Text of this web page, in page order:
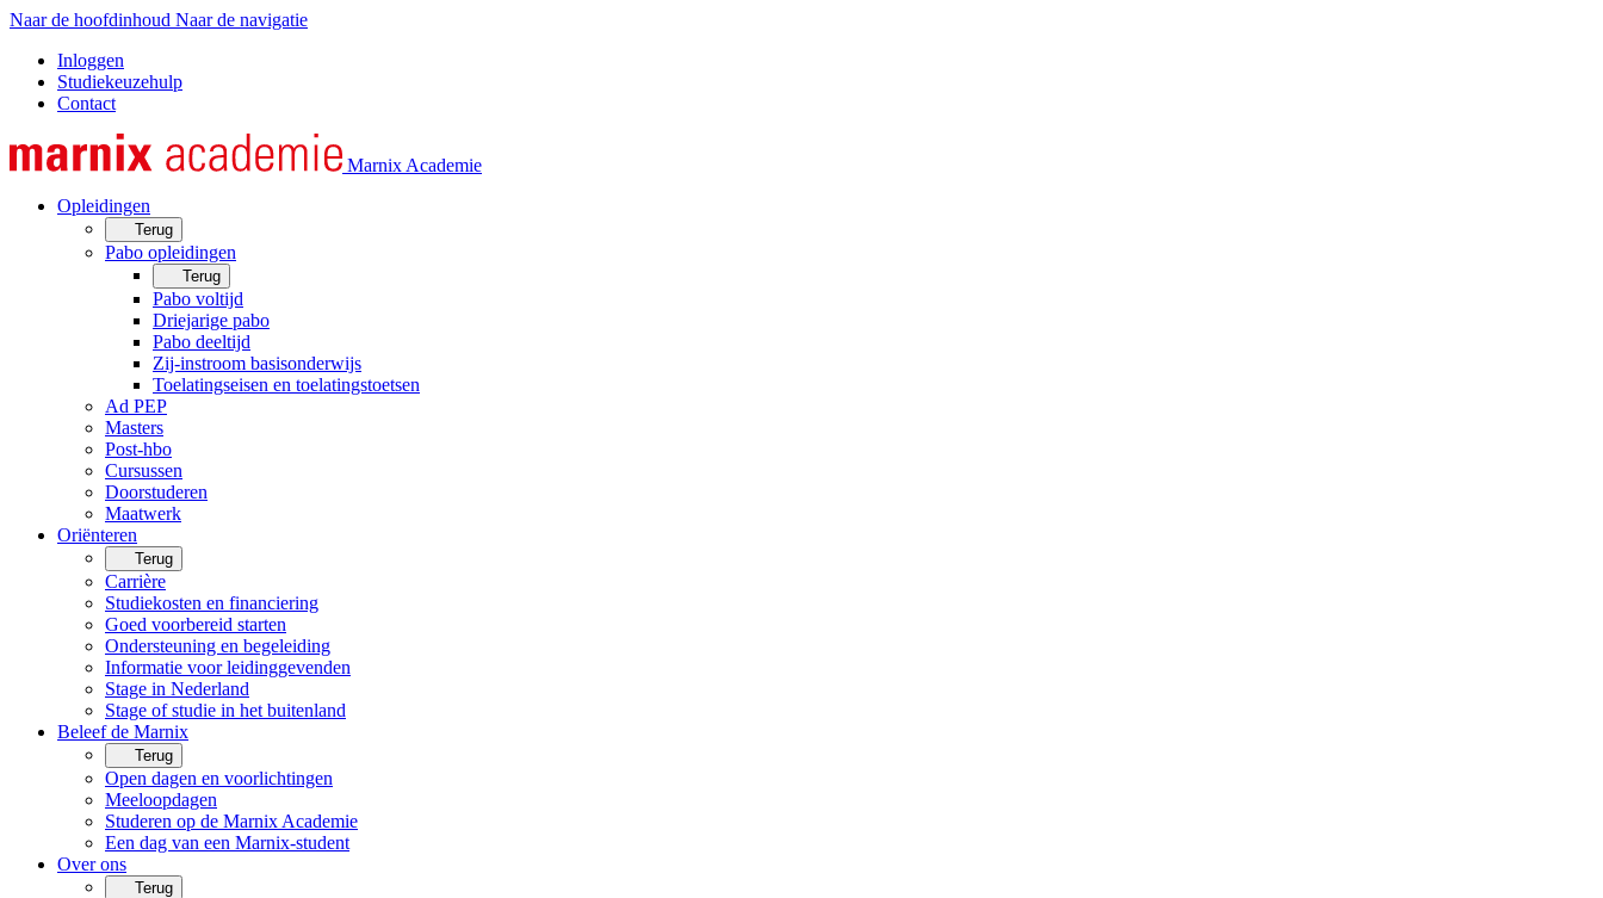
Naar de hoofdinhoud Naar de navigatie
Inloggen
Studiekeuzehulp
Contact
Marnix Academie
Opleidingen
Terug
Pabo opleidingen
Terug
Pabo voltijd
Driejarige pabo
Pabo deeltijd
Zij-instroom basisonderwijs
Toelatingseisen en toelatingstoetsen
Ad PEP
Masters
Post-hbo
Cursussen
Doorstuderen
Maatwerk
Oriënteren
Terug
Carrière
Studiekosten en financiering
Goed voorbereid starten
Ondersteuning en begeleiding
Informatie voor leidinggevenden
Stage in Nederland
Stage of studie in het buitenland
Beleef de Marnix
Terug
Open dagen en voorlichtingen
Meeloopdagen
Studeren op de Marnix Academie
Een dag van een Marnix-student
Over ons
Terug